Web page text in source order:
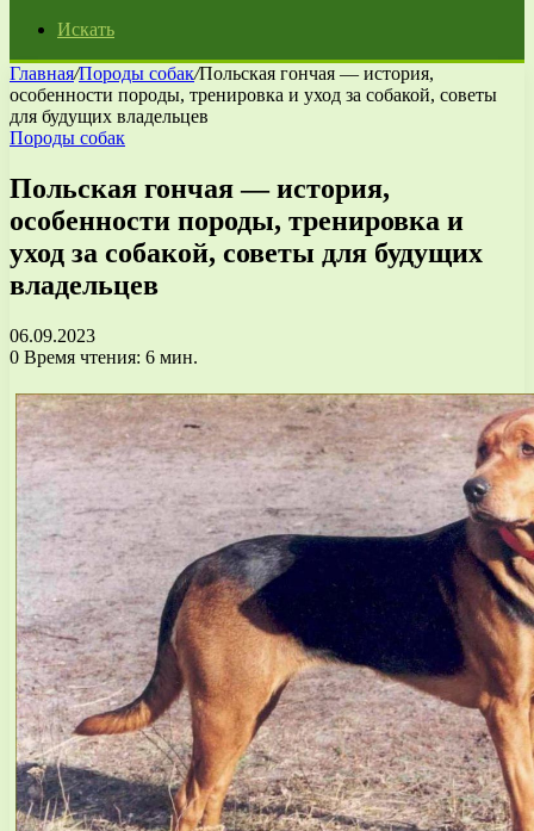
Искать
Главная/Породы собак/Польская гончая — история,
особенности породы, тренировка и уход за собакой, советы
для будущих владельцев
Породы собак
Польская гончая — история,
особенности породы, тренировка и
уход за собакой, советы для будущих
владельцев
06.09.2023
0 Время чтения: 6 мин.